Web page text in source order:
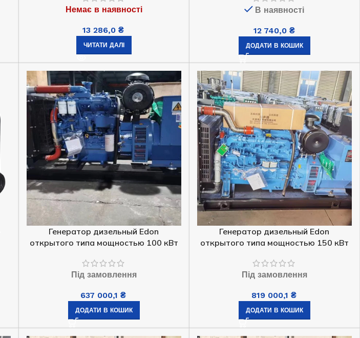
ЧИТАТИ ДАЛІ ДОДАТИ В КОШИК
Немає в наявності
13 286,0₴
ЧИТАТИ ДАЛІ
В наявності
12 740,0 ₴
ДОДАТИ В КОШИК
Генератор дизельный Edon
открытого типа мощностью 100 кВт
Під замовлення
637 000,1₴
ДОДАТИ В КОШИК
Генератор дизельный Edon
открытого типа мощностью 150 кВт
Під замовлення
819 000,1₴
ДОДАТИ В КОШИК